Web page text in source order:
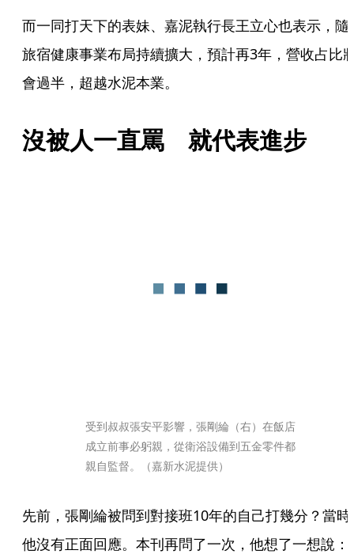
而一同打天下的表妹、嘉泥執行長王立心也表示，隨
旅宿健康事業布局持續擴大，預計再3年，營收占比
會過半，超越水泥本業。
沒被人一直罵　就代表進步
受到叔叔張安平影響，張剛綸（右）在飯店
成立前事必躬親，從衛浴設備到五金零件都
親自監督。（嘉新水泥提供）
先前，張剛綸被問到對接班10年的自己打幾分？當時
他沒有正面回應。本刊再問了一次，他想了一想說：